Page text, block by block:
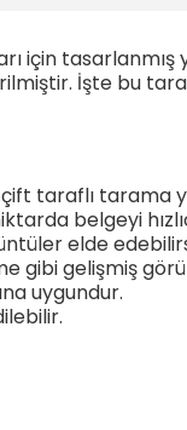
tasarlanmış
İşte bu
taraflı tarama
belgeyi
elde
gibi gelişmiş
uygundur.